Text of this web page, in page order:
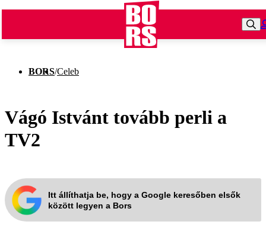
BORS/Celeb
Vágó Istvánt tovább perli a
TV2
Itt állíthatja be, hogy a Google keresőben elsők
között legyen a Bors